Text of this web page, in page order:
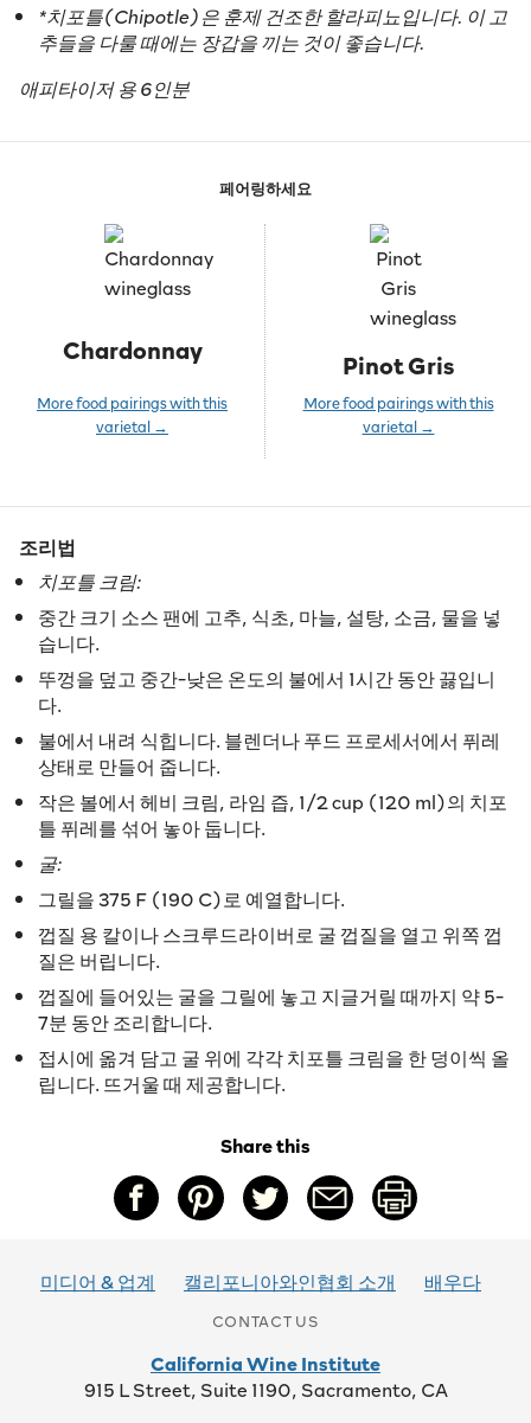
*치포틀(Chipotle)은 훈제 건조한 할라피뇨입니다. 이 고
추들을 다룰 때에는 장갑을 끼는 것이 좋습니다.
애피타이저 용 6인분
페어링하세요
Chardonnay
More food pairings with this
varietal →
Pinot Gris
More food pairings with this
varietal →
조리법
치포틀 크림:
중간 크기 소스 팬에 고추, 식초, 마늘, 설탕, 소금, 물을 넣
습니다.
뚜껑을 덮고 중간-낮은 온도의 불에서 1시간 동안 끓입니
다.
불에서 내려 식힙니다. 블렌더나 푸드 프로세서에서 퓌레
상태로 만들어 줍니다.
작은 볼에서 헤비 크림, 라임 즙, 1/2 cup (120 ml)의 치포
틀 퓌레를 섞어 놓아 둡니다.
굴:
그릴을 375 F (190 C)로 예열합니다.
껍질 용 칼이나 스크루드라이버로 굴 껍질을 열고 위쪽 껍
질은 버립니다.
껍질에 들어있는 굴을 그릴에 놓고 지글거릴 때까지 약 5-
7분 동안 조리합니다.
접시에 옮겨 담고 굴 위에 각각 치포틀 크림을 한 덩이씩 올
립니다. 뜨거울 때 제공합니다.
Share this
미디어 & 업계 캘리포니아와인협회 소개 배우다
CONTACT US
California Wine Institute
915 L Street, Suite 1190, Sacramento, CA